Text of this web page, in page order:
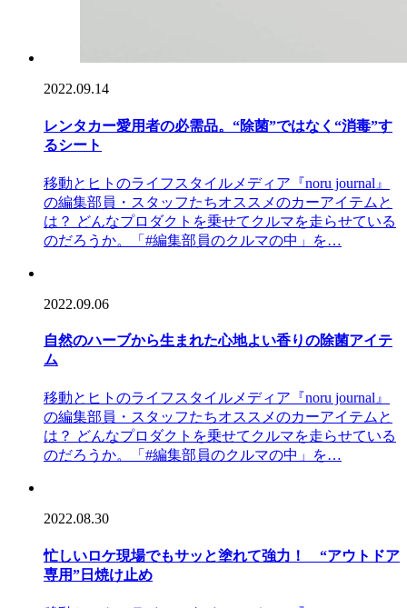
2022.09.14
レンタカー愛用者の必需品。“除菌”ではなく“消毒”す
るシート
移動とヒトのライフスタイルメディア『noru journal』
の編集部員・スタッフたちオススメのカーアイテムと
は？ どんなプロダクトを乗せてクルマを走らせている
のだろうか。「#編集部員のクルマの中」を…
2022.09.06
自然のハーブから生まれた心地よい香りの除菌アイテ
ム
移動とヒトのライフスタイルメディア『noru journal』
の編集部員・スタッフたちオススメのカーアイテムと
は？ どんなプロダクトを乗せてクルマを走らせている
のだろうか。「#編集部員のクルマの中」を…
2022.08.30
忙しいロケ現場でもサッと塗れて強力！ “アウトドア
専用”日焼け止め